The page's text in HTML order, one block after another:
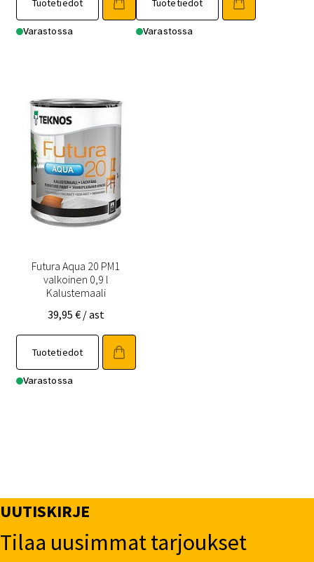
Tuotetiedot
Varastossa
Tuotetiedot
Varastossa
Futura Aqua 20 PM1
valkoinen 0,9 l
Kalustemaali
39,95 € / ast
Tuotetiedot
Varastossa
UUTISKIRJE
Tilaa uusimmat tarjoukset